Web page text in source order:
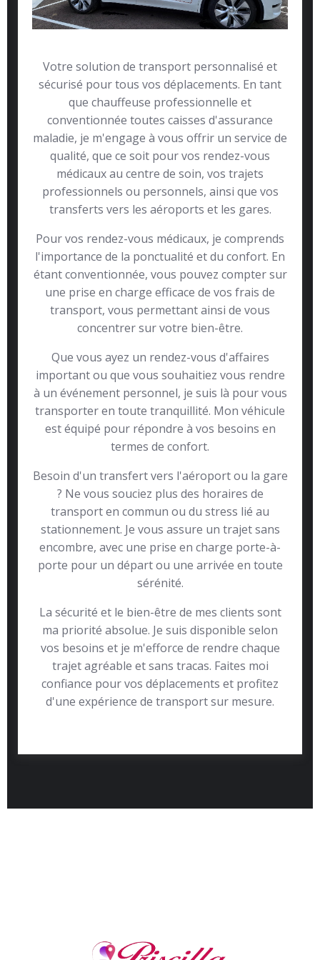
Votre solution de transport personnalisé et
sécurisé pour tous vos déplacements. En tant
que chauffeuse professionnelle et
conventionnée toutes caisses d'assurance
maladie, je m'engage à vous offrir un service de
qualité, que ce soit pour vos rendez-vous
médicaux au centre de soin, vos trajets
professionnels ou personnels, ainsi que vos
transferts vers les aéroports et les gares.
Pour vos rendez-vous médicaux, je comprends
l'importance de la ponctualité et du confort. En
étant conventionnée, vous pouvez compter sur
une prise en charge efficace de vos frais de
transport, vous permettant ainsi de vous
concentrer sur votre bien-être.
Que vous ayez un rendez-vous d'affaires
important ou que vous souhaitiez vous rendre
à un événement personnel, je suis là pour vous
transporter en toute tranquillité. Mon véhicule
est équipé pour répondre à vos besoins en
termes de confort.
Besoin d'un transfert vers l'aéroport ou la gare
? Ne vous souciez plus des horaires de
transport en commun ou du stress lié au
stationnement. Je vous assure un trajet sans
encombre, avec une prise en charge porte-à-
porte pour un départ ou une arrivée en toute
sérénité.
La sécurité et le bien-être de mes clients sont
ma priorité absolue. Je suis disponible selon
vos besoins et je m'efforce de rendre chaque
trajet agréable et sans tracas. Faites moi
confiance pour vos déplacements et profitez
d'une expérience de transport sur mesure.